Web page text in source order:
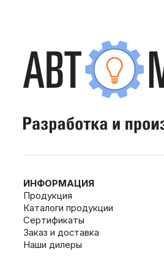
ИНФОРМАЦИЯ
Продукция
Каталоги продукции
Сертификаты
Заказ и доставка
Наши дилеры